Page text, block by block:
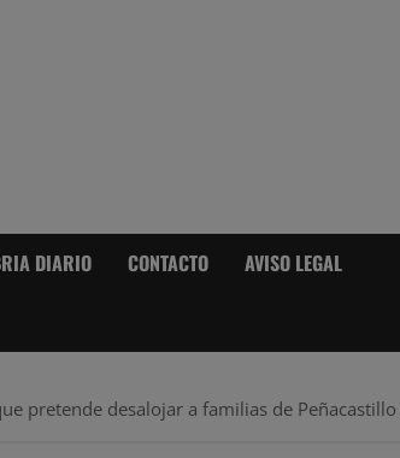
DIARIO CONTACTO AVISO LEGAL
pretende desalojar a familias de